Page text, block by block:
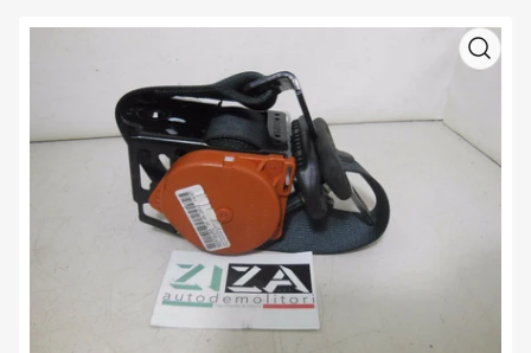
Apri
media
1
in
dialogo
modale